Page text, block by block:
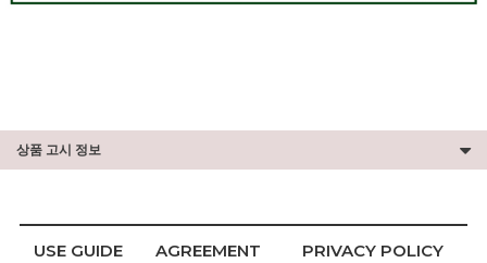
상품 고시 정보
USE GUIDE AGREEMENT PRIVACY POLICY